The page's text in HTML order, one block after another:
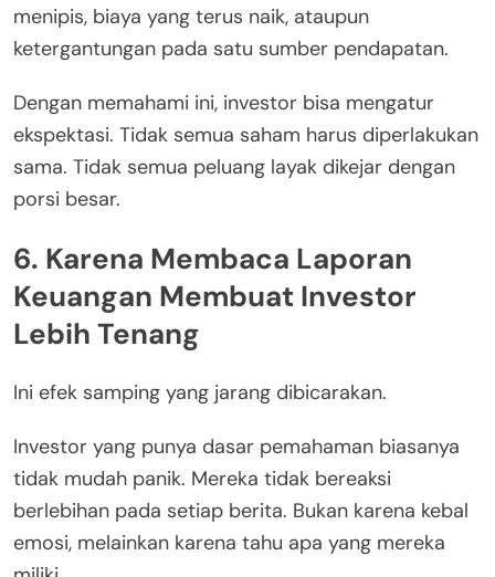
menipis, biaya yang terus naik, ataupun
ketergantungan pada satu sumber pendapatan.
Dengan memahami ini, investor bisa mengatur
ekspektasi. Tidak semua saham harus diperlakukan
sama. Tidak semua peluang layak dikejar dengan
porsi besar.
6. Karena Membaca Laporan
Keuangan Membuat Investor
Lebih Tenang
Ini efek samping yang jarang dibicarakan.
Investor yang punya dasar pemahaman biasanya
tidak mudah panik. Mereka tidak bereaksi
berlebihan pada setiap berita. Bukan karena kebal
emosi, melainkan karena tahu apa yang mereka